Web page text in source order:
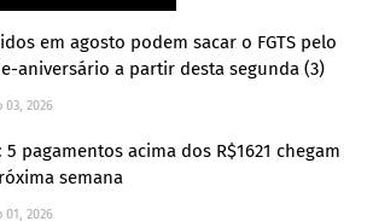
em agosto podem sacar o FGTS pelo
aniversário a partir desta segunda (3)
03, 2026
5 pagamentos acima dos R$1621 chegam
semana
01, 2026